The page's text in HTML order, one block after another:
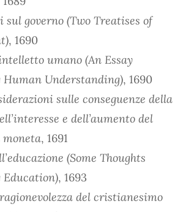
governo (Two Treatises of
, 1690
umano (An Essay
Human Understanding), 1690
sulle conseguenze della
e dell’aumento del
moneta, 1691
(Some Thoughts
Education), 1693
del cristianesimo